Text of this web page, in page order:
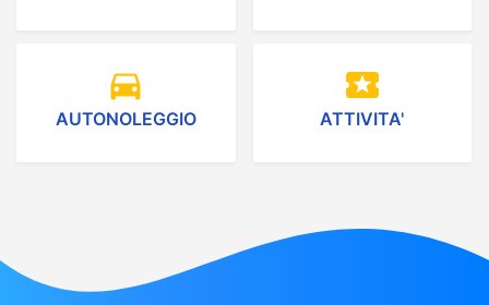
directions_car
AUTONOLEGGIO
local_activity
ATTIVITA'